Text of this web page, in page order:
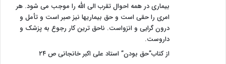
بیماری در همه احوال تقرب الی الله را موجب می شود. هر
امری را حقی است و حق بیماریها نیز صبر است و تأمل و
درون گرایی و انزواست. ناحق ترین کار رجوع به پزشک و
داروست.
از کتاب”حق بودن” استاد علی اکبر خانجانی ص ۲۴